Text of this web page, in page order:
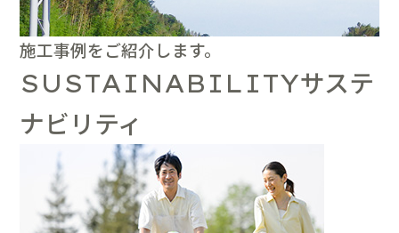
施工事例をご紹介します。
SUSTAINABILITYサステ
ナビリティ